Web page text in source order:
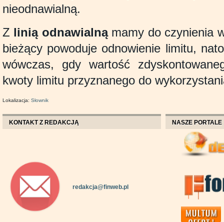
nieodnawialną.
Z linią odnawialnąmamy do czynienia
bieżący powoduje odnowienie limitu,
wówczas, gdy wartość
kwoty limitu przyznanego do
Lokalizacja: Słownik
KONTAKT Z REDAKCJĄ
redakcja@finweb.pl
NASZE PORTALE